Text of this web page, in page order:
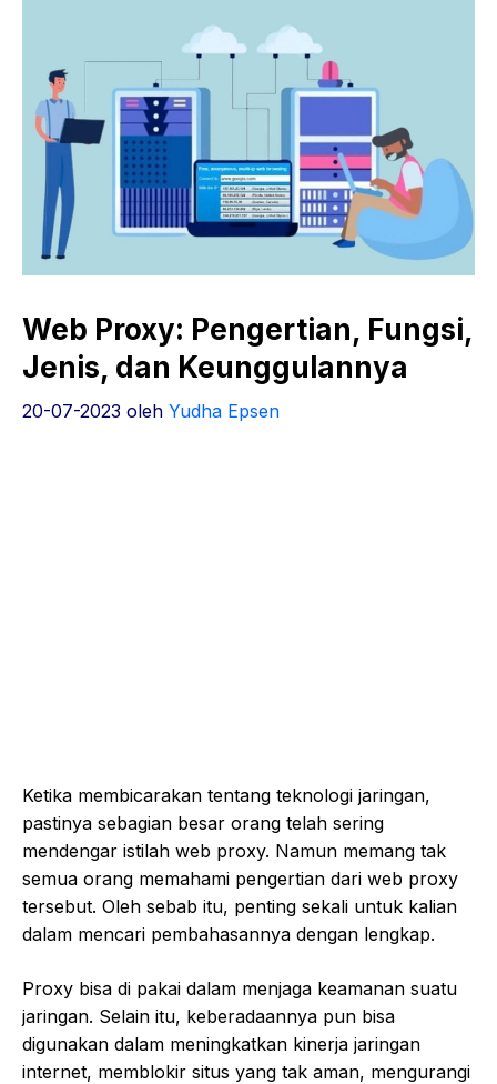
Web Proxy: Pengertian, Fungsi,
Jenis, dan Keunggulannya
20-07-2023 oleh Yudha Epsen
Ketika membicarakan tentang teknologi jaringan,
pastinya sebagian besar orang telah sering
mendengar istilah web proxy. Namun memang tak
semua orang memahami pengertian dari web proxy
tersebut. Oleh sebab itu, penting sekali untuk kalian
dalam mencari pembahasannya dengan lengkap.
Proxy bisa di pakai dalam menjaga keamanan suatu
jaringan. Selain itu, keberadaannya pun bisa
digunakan dalam meningkatkan kinerja jaringan
internet, memblokir situs yang tak aman, mengurangi